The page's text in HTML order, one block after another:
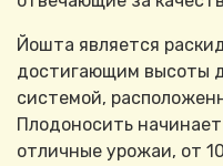
Йошта является
достигающим высоты
системой,
Плодоносить
отличные урожаи, от